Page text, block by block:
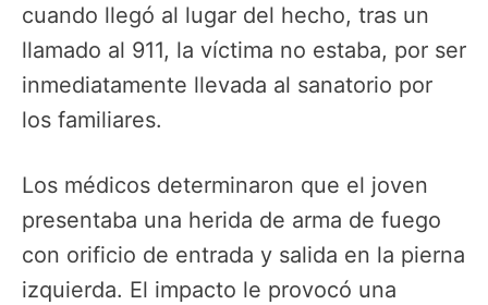
cuando llegó al lugar del hecho, tras un
llamado al 911, la víctima no estaba, por ser
inmediatamente llevada al sanatorio por
los familiares.
Los médicos determinaron que el joven
presentaba una herida de arma de fuego
con orificio de entrada y salida en la pierna
izquierda. El impacto le provocó una